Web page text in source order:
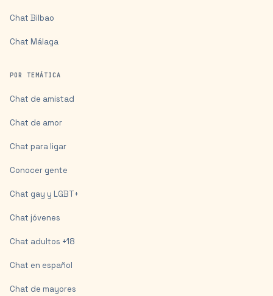
Chat Bilbao
Chat Málaga
POR TEMÁTICA
Chat de amistad
Chat de amor
Chat para ligar
Conocer gente
Chat gay y LGBT+
Chat jóvenes
Chat adultos +18
Chat en español
Chat de mayores